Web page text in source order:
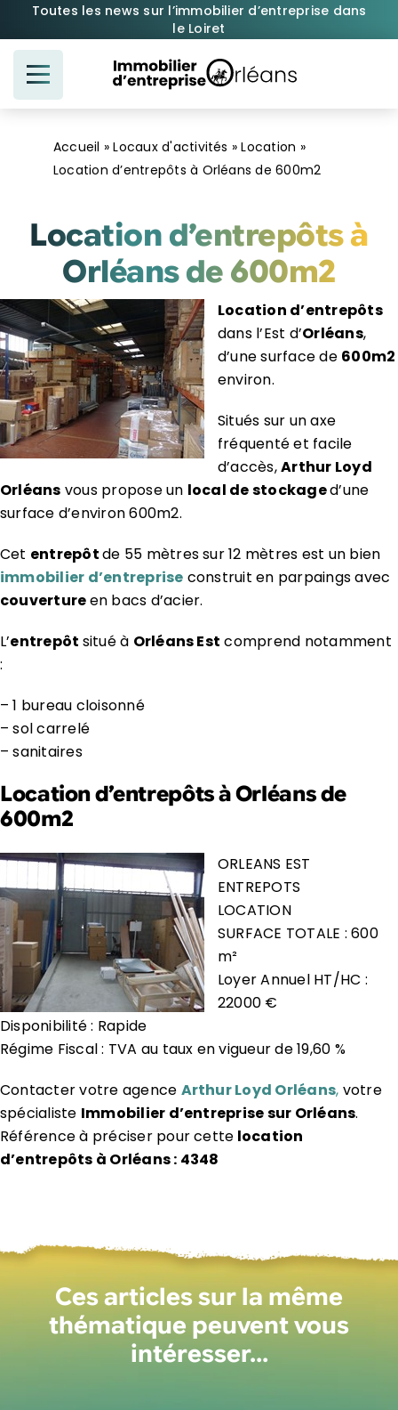
Passer
contenu
Toutes les news sur l’immobilier d’entreprise dans
le Loiret
Accueil »Locaux d'activités »Location »
Location d’entrepôts à Orléans de 600m2
Location d’entrepôts à
Orléans de 600m2
Location d’entrepôts
dans l’Est d’Orléans,
d’une surface de 600m2
environ.
Situés sur un axe
fréquenté et facile
d’accès,Arthur Loyd
Orléans vous propose un local de stockaged’une
surface d’environ 600m2.
Cet entrepôtde 55 mètres sur 12 mètres est un bien
immobilier d’entreprise construit en parpaings avec
couvertureen bacs d’acier.
L’entrepôt situé à Orléans Est comprend notamment
:
– 1 bureau cloisonné
– sol carrelé
– sanitaires
Location d’entrepôts à Orléans de
600m2
ORLEANS EST
ENTREPOTS
LOCATION
SURFACE TOTALE : 600
m²
Loyer Annuel HT/HC :
22000 €
Disponibilité : Rapide
Régime Fiscal : TVA au taux en vigueur de 19,60 %
Contacter votre agence Arthur Loyd Orléans, votre
spécialiste Immobilier d’entreprise sur Orléans.
Référence à préciser pour cette location
d’entrepôts à Orléans : 4348
Ces articles sur la même
thématique peuvent vous
intéresser…